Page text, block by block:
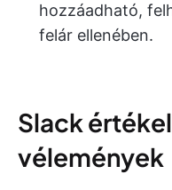
hozzáadható,
felár ellenében.
Slack
vélemények